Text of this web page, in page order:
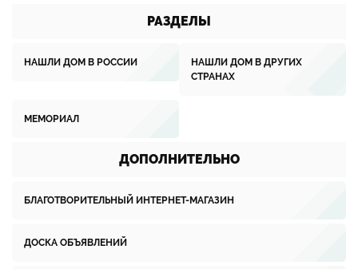
РАЗДЕЛЫ
НАШЛИ ДОМ В РОССИИ
НАШЛИ ДОМ В ДРУГИХ
СТРАНАХ
МЕМОРИАЛ
ДОПОЛНИТЕЛЬНО
БЛАГОТВОРИТЕЛЬНЫЙ ИНТЕРНЕТ-МАГАЗИН
ДОСКА ОБЪЯВЛЕНИЙ